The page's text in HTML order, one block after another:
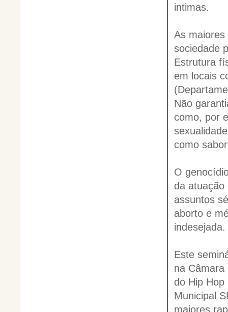
intimas.
As
sociedade
Estrutura
em locais
Não
como, por
como
O
da atuação
assuntos
aborto e
indesejada.
Este
na Câmara
do Hip
Municipal
maiores